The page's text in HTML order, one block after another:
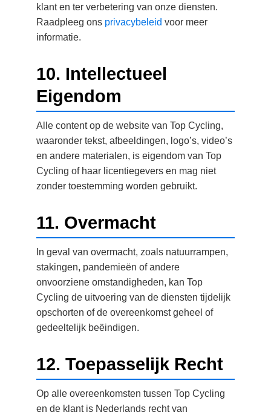
klant en ter verbetering van onze diensten.
Raadpleeg ons privacybeleid voor meer
informatie.
10. Intellectueel
Eigendom
Alle content op de website van Top Cycling,
waaronder tekst, afbeeldingen, logo’s, video’s
en andere materialen, is eigendom van Top
Cycling of haar licentiegevers en mag niet
zonder toestemming worden gebruikt.
11. Overmacht
In geval van overmacht, zoals natuurrampen,
stakingen, pandemieën of andere
onvoorziene omstandigheden, kan Top
Cycling de uitvoering van de diensten tijdelijk
opschorten of de overeenkomst geheel of
gedeeltelijk beëindigen.
12. Toepasselijk Recht
Op alle overeenkomsten tussen Top Cycling
en de klant is Nederlands recht van